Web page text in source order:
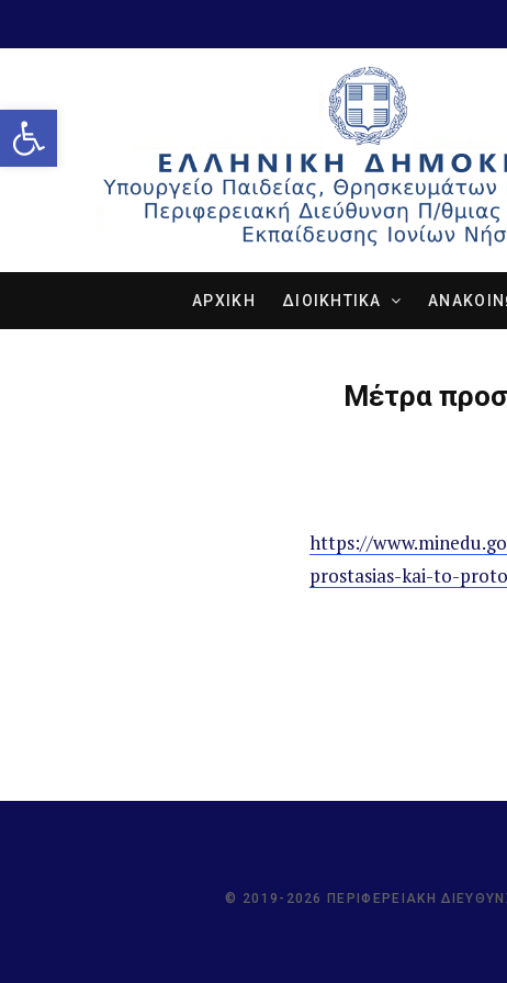
Open toolbar
ΑΡΧΙΚΗ ΔΙΟΙΚΗΤΙΚΑ
Μέτρα
https://
prostasias-kai-to-
© 2019-2026 ΠΕΡΙΦΕΡΕΙΑΚΉ